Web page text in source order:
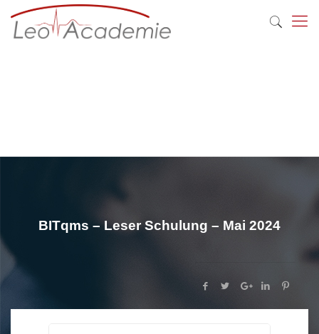
BITqms – Leser Schulung – Mai 2024